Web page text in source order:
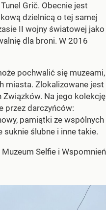
Grič. Obecnie jest
dzielnicą o tej samej
II wojny światowej jako
dla broni. W 2016
pochwalić się muzeami,
miasta. Zlokalizowane jest
Na jego kolekcję
przez darczyńców:
pamiątki ze wspólnych
suknie ślubne i inne takie.
Selfie i Wspomnień